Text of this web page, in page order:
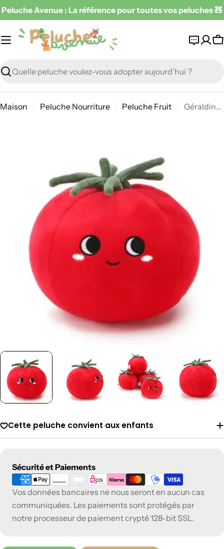
Passer
au
contenu
Peluche Avenue : La référence pour toutes vos peluches 🧸
Recherche
Maison Peluche Nourriture Peluche Fruit Géraldine La Tomate
Cette peluche convient aux enfants
Sécurité et Paiements
Modes
de
paiement
Vos données bancaires ne nous seront en aucun cas
communiquées. Les paiements sont protégés par
notre processeur de paiement crypté 128-bit SSL.